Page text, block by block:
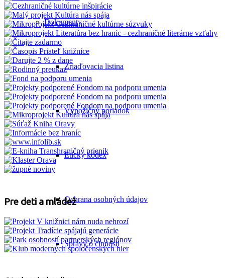
Dokumenty
Zriaďovacia listina
Výpožičný poriadok
Etický kódex
Ochrana osobných údajov
Správy o činnosti
Pre deti a mládež